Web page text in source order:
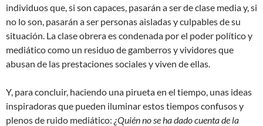
individuos que, si son capaces, pasarán a ser de clase media y, si
no lo son, pasarán a ser personas aisladas y culpables de su
situación. La clase obrera es condenada por el poder político y
mediático como un residuo de gamberros y vividores que
abusan de las prestaciones sociales y viven de ellas.
Y, para concluir, haciendo una pirueta en el tiempo, unas ideas
inspiradoras que pueden iluminar estos tiempos confusos y
plenos de ruido mediático: ¿Quién no se ha dado cuenta de la